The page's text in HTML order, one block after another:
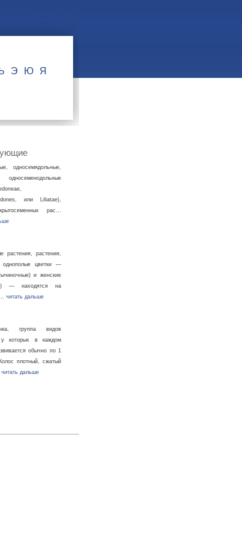
Ь Э Ю Я
односемядольные,
или Liliatae),
рас…
растения, растения,
однополые цветки —
и женские
— находятся на
читать дальше
группа видов
которых в каждом
обычно по 1
плотный, сжатый
читать дальше